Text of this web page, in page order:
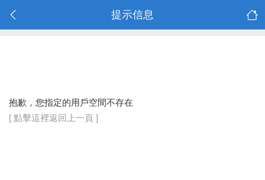
提示信息
抱歉，您指定的用戶空間不存在
[ 點擊這裡返回上一頁 ]